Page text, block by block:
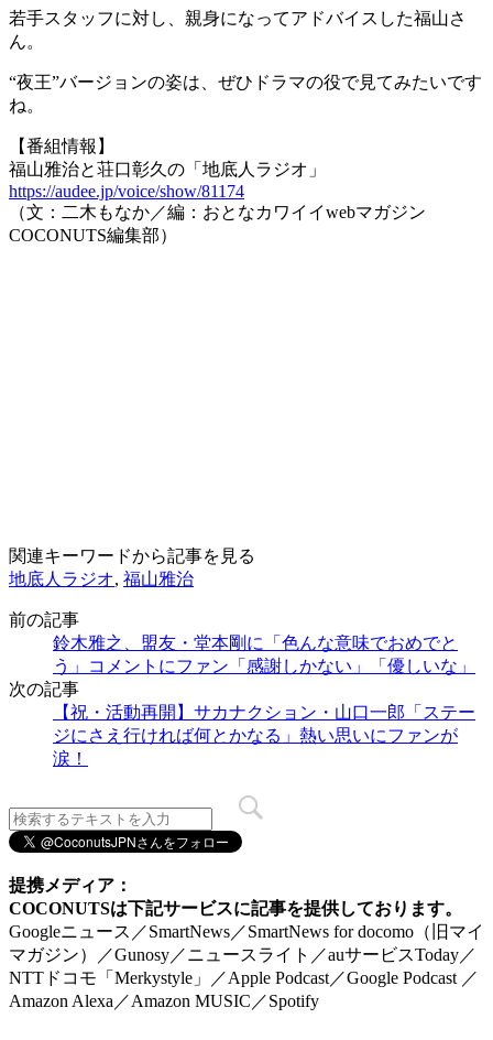
若手スタッフに対し、親身になってアドバイスした福山さ
ん。
“夜王”バージョンの姿は、ぜひドラマの役で見てみたいです
ね。
【番組情報】
福山雅治と荘口彰久の「地底人ラジオ」
https://audee.jp/voice/show/81174
（文：二木もなか／編：おとなカワイイwebマガジン
COCONUTS編集部）
関連キーワードから記事を見る
地底人ラジオ, 福山雅治
前の記事
鈴木雅之、盟友・堂本剛に「色んな意味でおめでと
う」コメントにファン「感謝しかない」「優しいな」
次の記事
【祝・活動再開】サカナクション・山口一郎「ステー
ジにさえ行ければ何とかなる」熱い思いにファンが
涙！
提携メディア：
COCONUTSは下記サービスに記事を提供しております。
Googleニュース／SmartNews／SmartNews for docomo（旧マイ
マガジン）／Gunosy／ニュースライト／auサービスToday／
NTTドコモ「Merkystyle」／Apple Podcast／Google Podcast ／
Amazon Alexa／Amazon MUSIC／Spotify